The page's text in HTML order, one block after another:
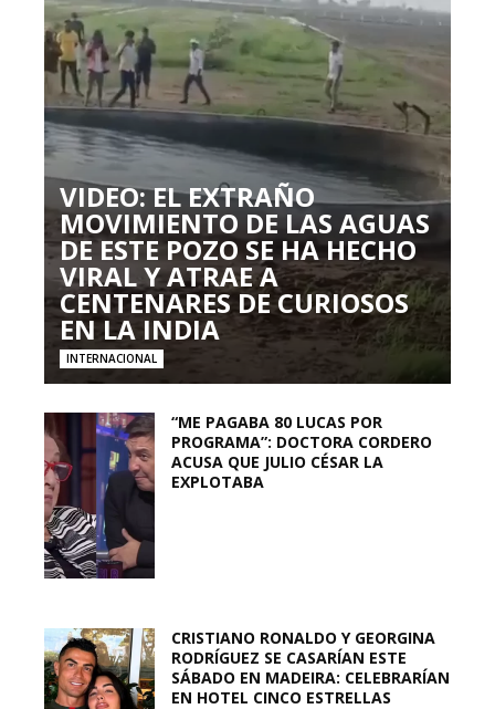
VIDEO: EL EXTRAÑO
MOVIMIENTO DE LAS AGUAS
DE ESTE POZO SE HA HECHO
VIRAL Y ATRAE A
CENTENARES DE CURIOSOS
EN LA INDIA
INTERNACIONAL
“ME PAGABA 80 LUCAS POR
PROGRAMA”: DOCTORA CORDERO
ACUSA QUE JULIO CÉSAR LA
EXPLOTABA
CRISTIANO RONALDO Y GEORGINA
RODRÍGUEZ SE CASARÍAN ESTE
SÁBADO EN MADEIRA: CELEBRARÍAN
EN HOTEL CINCO ESTRELLAS